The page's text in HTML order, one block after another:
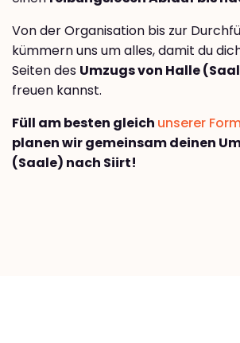
Von der Organisation bis zur
kümmern uns um alles, damit du
Seiten des Umzugs von Halle
freuen kannst.
Füll am besten gleich unserer
planen wir gemeinsam deinen
(Saale) nach Siirt!